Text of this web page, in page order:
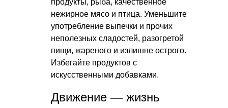
нежирное мясо и птица. Уменьшите
употребление выпечки и прочих
неполезных сладостей, разогретой
пищи, жареного и излишне острого.
Избегайте продуктов с
искусственными добавками.
Движение — жизнь